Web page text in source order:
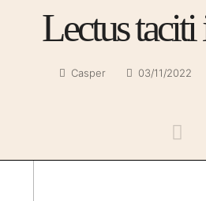
Lectus taciti
Casper 03/11/2022